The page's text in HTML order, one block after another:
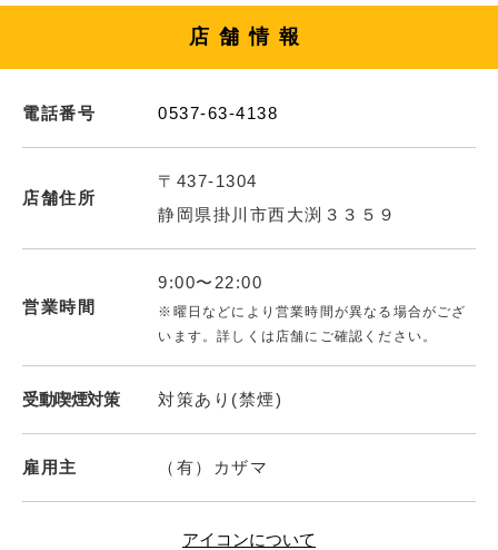
店舗情報
電話番号 0537-63-4138
店舗住所
〒437-1304
静岡県掛川市西大渕３３５９
営業時間
9:00〜22:00
※曜日などにより営業時間が異なる場合がござ
います。詳しくは店舗にご確認ください。
受動喫煙対策 対策あり(禁煙)
雇用主 （有）カザマ
アイコンについて